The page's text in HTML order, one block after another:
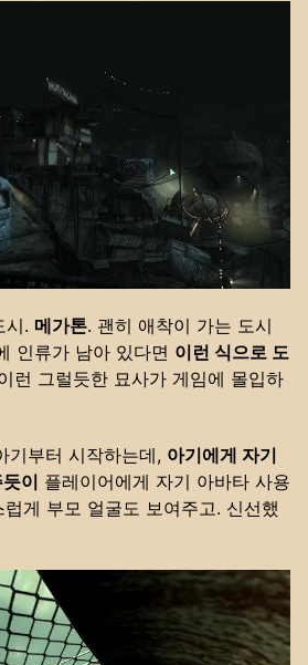
시. 메가톤. 괜히 애착이 가는 도시
인류가 남아 있다면 이런 식으로 도
런 그럴듯한 묘사가 게임에 몰입하
기부터 시작하는데, 아기에게 자기
이 플레이어에게 자기 아바타 사용
게 부모 얼굴도 보여주고. 신선했